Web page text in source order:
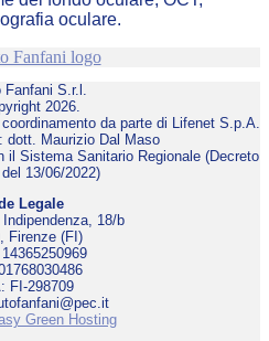
oculare.
Fanfani S.r.l.
2026.
da parte di Lifenet S.p.A.
dott. Maurizio Dal Maso
il Sistema Sanitario Regionale (Decreto
13/06/2022)
Legale
18/b
Firenze (FI)
FI-298709
Green Hosting